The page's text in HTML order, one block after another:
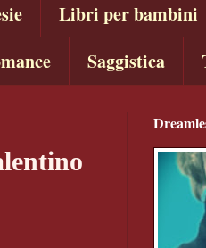
Libri per bambini
Saggistica